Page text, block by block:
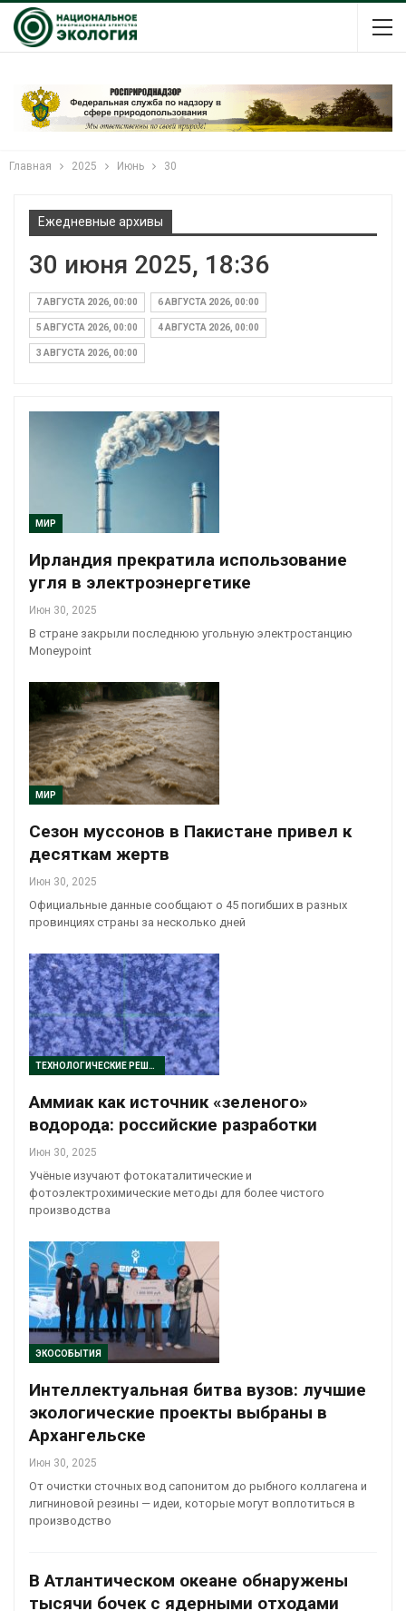
Главная 2025 Июнь 30
Ежедневные архивы
30 июня 2025, 18:36
7 АВГУСТА 2026, 00:00 6 АВГУСТА 2026, 00:00
5 АВГУСТА 2026, 00:00 4 АВГУСТА 2026, 00:00
3 АВГУСТА 2026, 00:00
МИР
Ирландия прекратила использование
угля в электроэнергетике
Июн 30, 2025
В стране закрыли последнюю угольную электростанцию
Moneypoint
МИР
Сезон муссонов в Пакистане привел к
десяткам жертв
Июн 30, 2025
Официальные данные сообщают о 45 погибших в разных
провинциях страны за несколько дней
ТЕХНОЛОГИЧЕСКИЕ РЕШЕНИЯ
Аммиак как источник «зеленого»
водорода: российские разработки
Июн 30, 2025
Учёные изучают фотокаталитические и
фотоэлектрохимические методы для более чистого
производства
ЭКОСОБЫТИЯ
Интеллектуальная битва вузов: лучшие
экологические проекты выбраны в
Архангельске
Июн 30, 2025
От очистки сточных вод сапонитом до рыбного коллагена и
лигниновой резины — идеи, которые могут воплотиться в
производство
В Атлантическом океане обнаружены
тысячи бочек с ядерными отходами